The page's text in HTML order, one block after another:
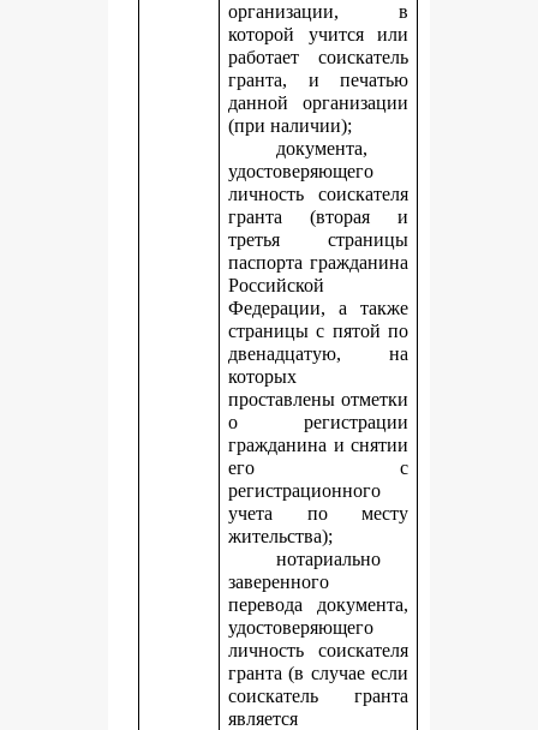
организации, в
которой учится или
работает соискатель
гранта, и печатью
данной организации
(при наличии);
документа,
удостоверяющего
личность соискателя
гранта (вторая и
третья страницы
паспорта гражданина
Российской
Федерации, а также
страницы с пятой по
двенадцатую, на
которых
проставлены отметки
о регистрации
гражданина и снятии
его с
регистрационного
учета по месту
жительства);
нотариально
заверенного
перевода документа,
удостоверяющего
личность соискателя
гранта (в случае если
соискатель гранта
является